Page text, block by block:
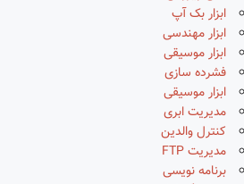
ابزار بک آپ
ابزار مهندسی
ابزار موسیقی
فشرده سازی
ابزار موسیقی
مدیریت ابری
کنترل والدین
مدیریت FTP
برنامه نویسی